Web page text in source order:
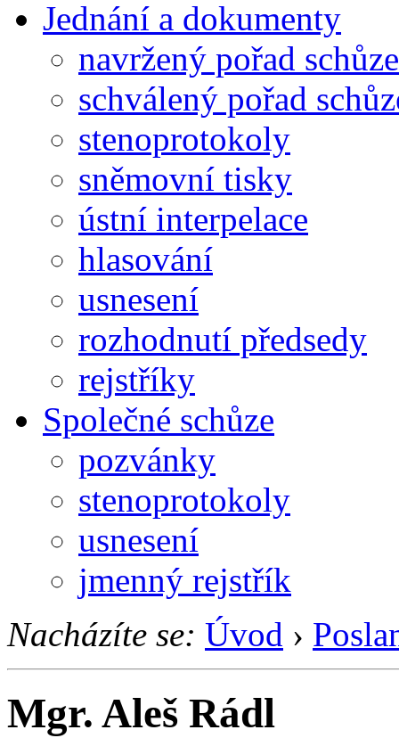
Jednání a dokumenty
navržený pořad schůze
schválený pořad
stenoprotokoly
sněmovní tisky
ústní interpelace
hlasování
usnesení
rozhodnutí předsedy
rejstříky
Společné schůze
pozvánky
stenoprotokoly
usnesení
jmenný rejstřík
Nacházíte se: Úvod ›
Mgr. Aleš Rádl